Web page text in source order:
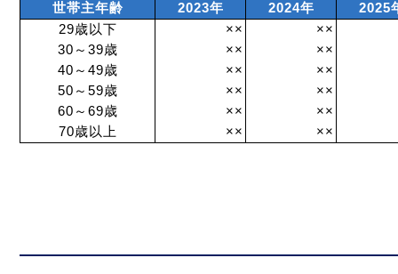
世帯主年齢
2023年 2024年
2025
29歳以下
××
××
30～39歳
××
××
40～49歳
××
××
50～59歳
××
××
60～69歳
××
××
70歳以上
×× ××